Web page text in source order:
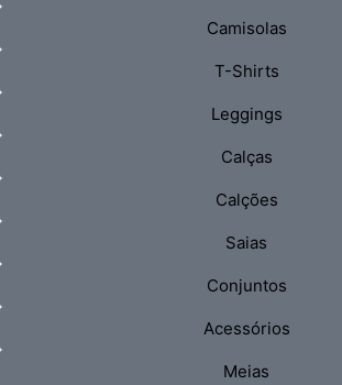
Camisolas
T-Shirts
Leggings
Calças
Calções
Saias
Conjuntos
Acessórios
Meias